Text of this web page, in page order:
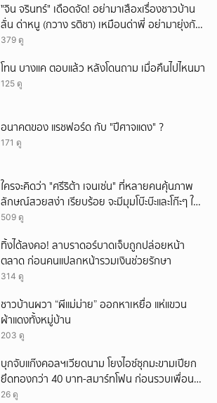
ั่"จิน จรินทร์" เดือดจัด! อย่ามาเสือxเรื่องชาวบ้าน
ลั่น ด่าหนู (กวาง รติชา) เหมือนด่าพี่ อย่ามายุ่งกับ
คนของผม จบ!!!
379 ดู
โทน บางแค ตอบแล้ว หลังโดนถาม เมื่อคืนไปไหนมา
125 ดู
อนาคตของ แรชฟอร์ด กับ "ปีศาจแดง" ?
171 ดู
ใครจะคิดว่า "ศรีริต้า เจนเซ่น" ที่หลายคนคุ้นภาพ
ลักษณ์สวยสง่า เรียบร้อย จะมีมุมโบ๊ะบ๊ะและโก๊ะๆ ให้
ได้อมยิ้มเหมือนกัน งานนี้ทำเอาแฟนๆ ทั้งเอ็นดูทั้ง
509 ดู
ทิ้งได้ลงคอ! ลาบราดอร์บาดเจ็บถูกปล่อยหน้า
ตลาด ก่อนคนแปลกหน้ารวมเงินช่วยรักษา
314 ดู
ชาวบ้านผวา “ผีแม่ม่าย” ออกหาเหยื่อ แห่แขวน
ผ้าแดงทั้งหมู่บ้าน
203 ดู
บุกจับแก๊งคอลฯเวียดนาม โยงไอซ์ซุกมะขามเปียก
ยึดทองกว่า 40 บาท-สมาร์ทโฟน ก่อนรวบเพื่อน
ร่วมทีมหอบเงิน 1.5 แสนติดสินบนคาโรงพัก
26 ดู